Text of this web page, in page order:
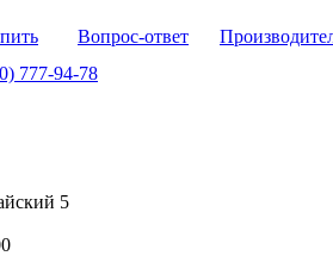
Вопрос-ответ
777-94-78
5